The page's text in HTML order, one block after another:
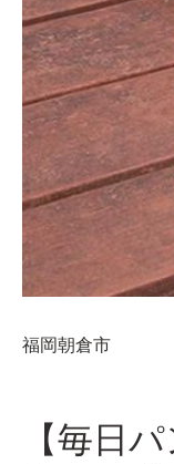
福岡朝倉市
【毎日